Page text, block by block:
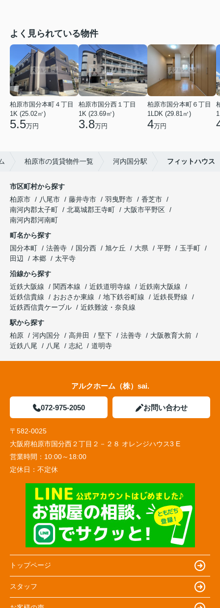
よく見られている物件
柏原市国分本町４丁目
1K (25.02㎡)
5.5万円
柏原市国分西１丁目
1K (23.69㎡)
3.8万円
柏原市国分本町６丁目
1LDK (29.81㎡)
4万円
柏原市の賃貸物件一覧 河内国分駅 フィットハウス
市区町村から探す
柏原市
八尾市 藤井寺市 羽曳野市
香芝市
南河内郡太子町
北葛城郡王寺町
大阪市平野区
南河内郡河南町
町名から探す
国分本町
法善寺 国分西 旭ケ丘 大県 平野
玉手町
田辺
本郷
太平寺
沿線から探す
近鉄大阪線
関西本線 近鉄道明寺線
近鉄南大阪線
近鉄信貴線
おおさか東線 地下鉄谷町線
近鉄長野線
近鉄西信貴ケーブル
近鉄難波・奈良線
駅から探す
柏原
河内国分 高井田 堅下 法善寺
大阪教育大前
近鉄八尾
八尾 志紀 道明寺
アルクホーム（株）sai.
072-975-2050 お問い合わせ
〒582-0025
大阪府柏原市国分西２丁目２－２８ オレンジハウス3 E
営業時間： 10:00～18:00
定休日： 不定休
トップページ
スタッフ